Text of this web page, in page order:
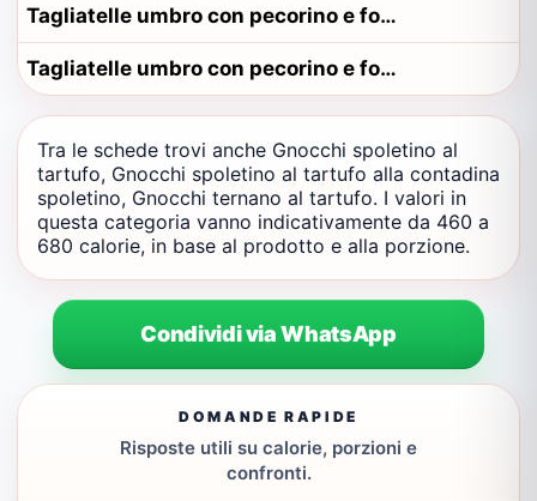
Tagliatelle umbro con pecorino e formaggio alla contadina orvietano
Tagliatelle umbro con pecorino e formaggio alla contadina perugino
Tra le schede trovi anche Gnocchi spoletino al
tartufo, Gnocchi spoletino al tartufo alla contadina
spoletino, Gnocchi ternano al tartufo. I valori in
questa categoria vanno indicativamente da 460 a
680 calorie, in base al prodotto e alla porzione.
Condividi via WhatsApp
DOMANDE RAPIDE
Risposte utili su calorie, porzioni e
confronti.